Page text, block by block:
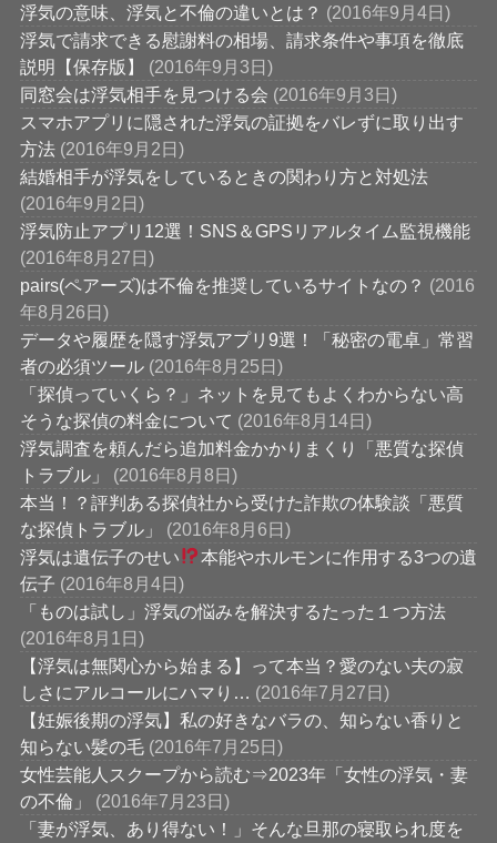
浮気の意味、浮気と不倫の違いとは？ (2016年9月4日)
浮気で請求できる慰謝料の相場、請求条件や事項を徹底
説明【保存版】
(2016年9月3日)
同窓会は浮気相手を見つける会 (2016年9月3日)
スマホアプリに隠された浮気の証拠をバレずに取り出す
方法 (2016年9月2日)
結婚相手が浮気をしているときの関わり方と対処法
(2016年9月2日)
浮気防止アプリ12選！SNS＆GPSリアルタイム監視機能
(2016年8月27日)
pairs(ペアーズ)は不倫を推奨しているサイトなの？ (2016
年8月26日)
データや履歴を隠す浮気アプリ9選！「秘密の電卓」常習
者の必須ツール (2016年8月25日)
「探偵っていくら？」ネットを見てもよくわからない高
そうな探偵の料金について (2016年8月14日)
浮気調査を頼んだら追加料金かかりまくり「悪質な探偵
トラブル」
(2016年8月8日)
本当！？評判ある探偵社から受けた詐欺の体験談「悪質
な探偵トラブル」
(2016年8月6日)
浮気は遺伝子のせい
本能やホルモンに作用する3つの遺
伝子 (2016年8月4日)
「ものは試し」浮気の悩みを解決するたった１つ方法
(2016年8月1日)
【浮気は無関心から始まる】って本当？愛のない夫の寂
しさにアルコールにハマり…
(2016年7月27日)
【妊娠後期の浮気】私の好きなバラの、知らない香りと
知らない髪の毛 (2016年7月25日)
女性芸能人スクープから読む⇒2023年「女性の浮気・妻
の不倫」
(2016年7月23日)
「妻が浮気、あり得ない！」そんな旦那の寝取られ度を